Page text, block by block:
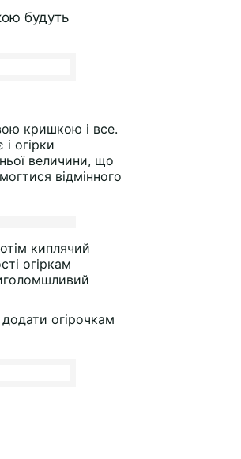
будуть
кришкою і все.
огірки
величини, що
відмінного
киплячий
огіркам
огірочкам